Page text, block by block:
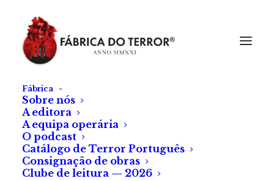
Fábrica
Sobre nós
A editora
A equipa operária
O podcast
Catálogo de Terror Português
Consignação de obras
Clube de leitura — 2026